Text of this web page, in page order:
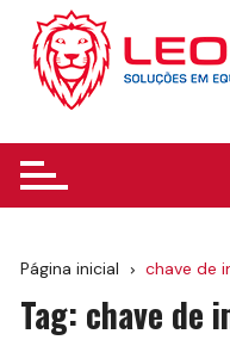
para
conteúdo
Página inicial chave de
Tag: chave de